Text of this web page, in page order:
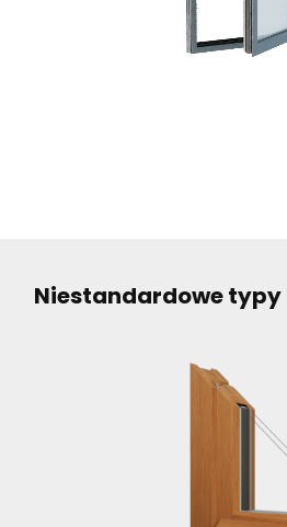
Niestandardowe